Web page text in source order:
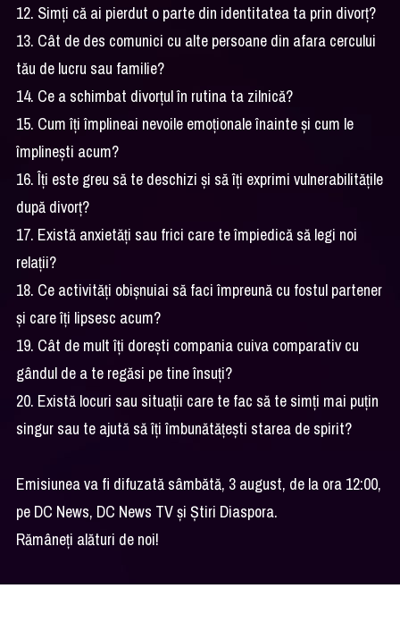
12. Simți că ai pierdut o parte din identitatea ta prin divorț?
13. Cât de des comunici cu alte persoane din afara cercului
tău de lucru sau familie?
14. Ce a schimbat divorțul în rutina ta zilnică?
15. Cum îți împlineai nevoile emoționale înainte și cum le
împlinești acum?
16. Îți este greu să te deschizi și să îți exprimi vulnerabilitățile
după divorț?
17. Există anxietăți sau frici care te împiedică să legi noi
relații?
18. Ce activități obișnuiai să faci împreună cu fostul partener
și care îți lipsesc acum?
19. Cât de mult îți dorești compania cuiva comparativ cu
gândul de a te regăsi pe tine însuți?
20. Există locuri sau situații care te fac să te simți mai puțin
singur sau te ajută să îți îmbunătățești starea de spirit?
Emisiunea va fi difuzată sâmbătă, 3 august, de la ora 12:00,
pe DC News, DC News TV și Știri Diaspora.
Rămâneți alături de noi!